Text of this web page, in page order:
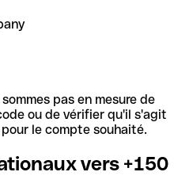
pas en mesure de
ou de vérifier qu'il s'agit
le compte souhaité.
vers +150